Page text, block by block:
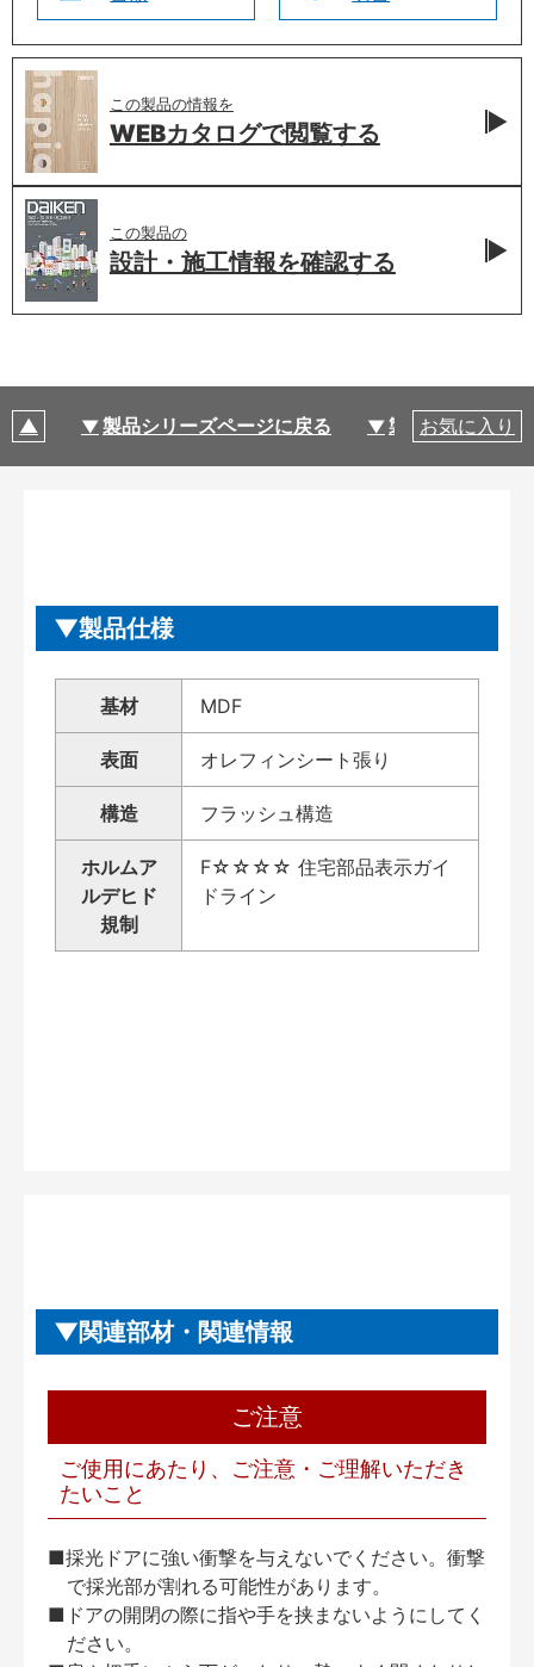
この製品の情報を
WEBカタログで閲覧する
この製品の
設計・施工情報を確認する
製品シリーズページに戻る 製品仕様
お気に入り
製品仕様
基材 MDF
表面 オレフィンシート張り
構造 フラッシュ構造
ホルムア
ルデヒド
規制
F☆☆☆☆ 住宅部品表示ガイ
ドライン
関連部材・関連情報
ご注意
ご使用にあたり、ご注意・ご理解いただき
たいこと
■採光ドアに強い衝撃を与えないでください。衝撃
で採光部が割れる可能性があります。
■ドアの開閉の際に指や手を挟まないようにしてく
ださい。